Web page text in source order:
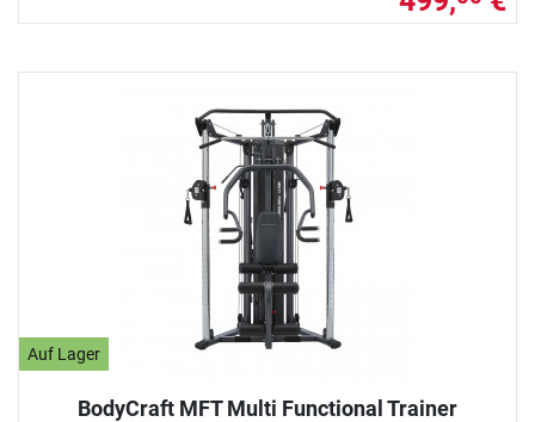
Auf Lager
BodyCraft MFT Multi Functional Trainer